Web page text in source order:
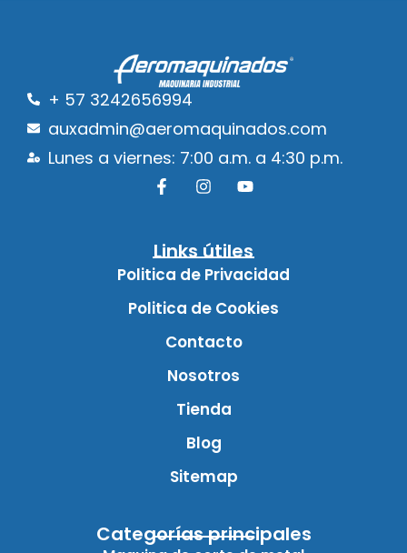
+ 57 3242656994
auxadmin@aeromaquinados.com
Lunes a viernes: 7:00 a.m. a 4:30 p.m.
Links útiles
Politica de Privacidad
Politica de Cookies
Contacto
Nosotros
Tienda
Blog
Sitemap
Categorías principales